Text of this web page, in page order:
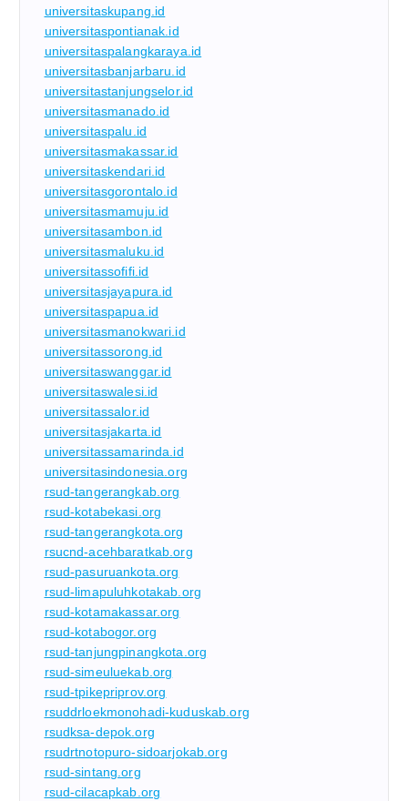
universitaskupang.id
universitaspontianak.id
universitaspalangkaraya.id
universitasbanjarbaru.id
universitastanjungselor.id
universitasmanado.id
universitaspalu.id
universitasmakassar.id
universitaskendari.id
universitasgorontalo.id
universitasmamuju.id
universitasambon.id
universitasmaluku.id
universitassofifi.id
universitasjayapura.id
universitaspapua.id
universitasmanokwari.id
universitassorong.id
universitaswanggar.id
universitaswalesi.id
universitassalor.id
universitasjakarta.id
universitassamarinda.id
universitasindonesia.org
rsud-tangerangkab.org
rsud-kotabekasi.org
rsud-tangerangkota.org
rsucnd-acehbaratkab.org
rsud-pasuruankota.org
rsud-limapuluhkotakab.org
rsud-kotamakassar.org
rsud-kotabogor.org
rsud-tanjungpinangkota.org
rsud-simeuluekab.org
rsud-tpikepriprov.org
rsuddrloekmonohadi-kuduskab.org
rsudksa-depok.org
rsudrtnotopuro-sidoarjokab.org
rsud-sintang.org
rsud-cilacapkab.org